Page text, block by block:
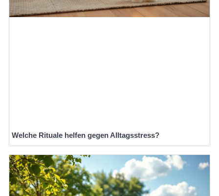
Welche Rituale helfen gegen Alltagsstress?